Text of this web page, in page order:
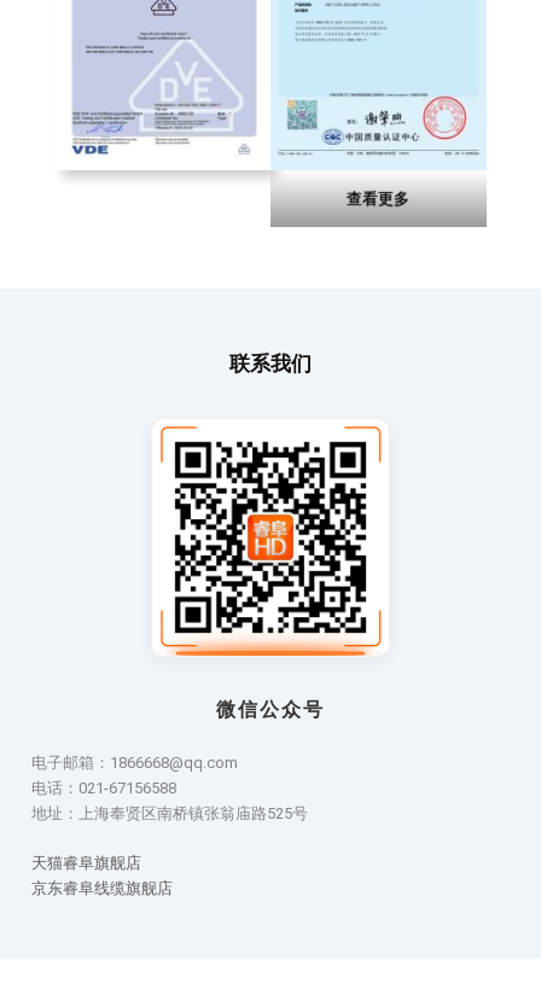
查看更多
联系我们
微信公众号
电子邮箱：1866668@qq.com
电话：021-67156588
地址：上海奉贤区南桥镇张翁庙路525号
天猫睿阜旗舰店
京东睿阜线缆旗舰店